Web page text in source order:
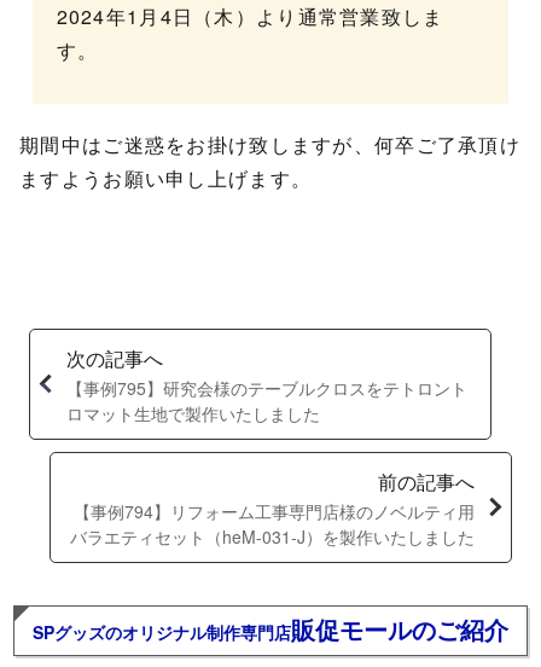
2024年1月4日（木）より通常営業致しま
す。
期間中はご迷惑をお掛け致しますが、何卒ご了承頂け
ますようお願い申し上げます。
次の記事へ
【事例795】研究会様のテーブルクロスをテトロント
ロマット生地で製作いたしました
前の記事へ
【事例794】リフォーム工事専門店様のノベルティ用
バラエティセット（heM-031-J）を製作いたしました
SPグッズのオリジナル制作専門店販促モールのご紹介